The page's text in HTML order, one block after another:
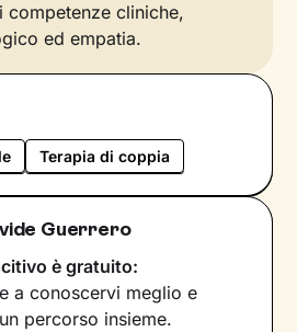
competenze cliniche,
ed empatia.
Terapia di coppia
Guerrero
è gratuito:
a conoscervi meglio e
percorso insieme.